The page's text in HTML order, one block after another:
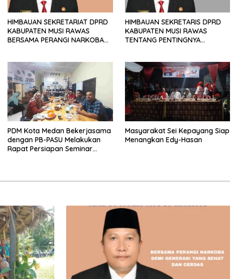
HIMBAUAN SEKRETARIAT DPRD
KABUPATEN MUSI RAWAS
BERSAMA PERANGI NARKOBA
HIMBAUAN SEKRETARIS DPRD
KABUPATEN MUSI RAWAS
TENTANG PENTINGNYA
PDM Kota Medan Bekerjasama
dengan PB-PASU Melakukan
Rapat Persiapan Seminar
Masyarakat Sei Kepayang Siap
Menangkan Edy-Hasan